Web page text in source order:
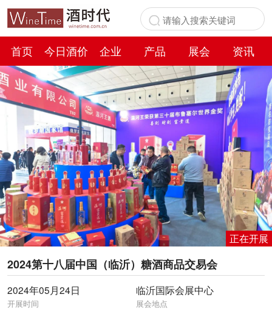
首页 今日酒价 企业 产品 展会
资讯
百科
正在开展
2024第十八届中国（临沂）糖酒商品交易会
2024年05月24日
开展时间
临沂国际会展中心
展会地点